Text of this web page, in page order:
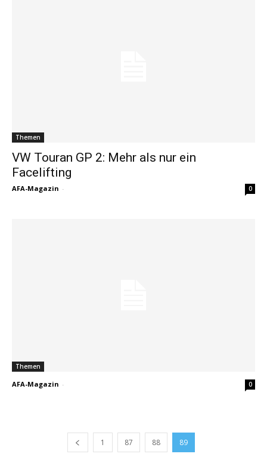
Themen
VW Touran GP 2: Mehr als nur ein
Facelifting
AFA-Magazin - 0
Themen
AFA-Magazin - 0
1 87 88 89